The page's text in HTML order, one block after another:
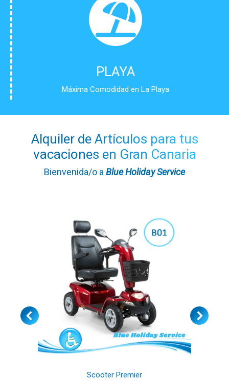
PLAYA
Máxima Comodidad en La Playa
Alquiler de Artículos para tus
vacaciones en Gran Canaria
Bienvenida/o a Blue Holiday Service
Scooter Premier